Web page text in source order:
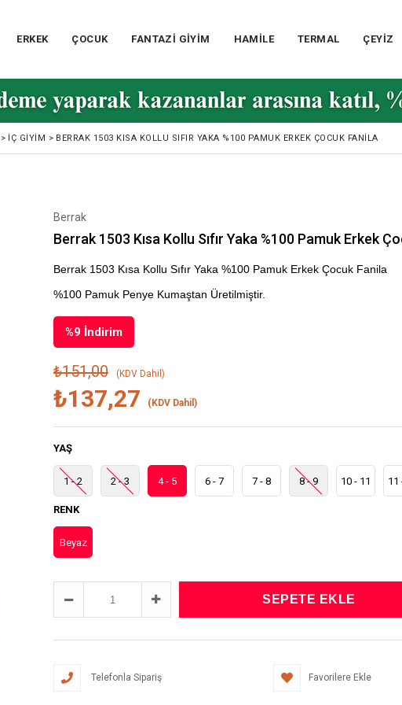
ERKEK ÇOCUK FANTAZİ GİYİM HAMİLE TERMAL ÇEYİZ
> İÇ GIYIM > BERRAK 1503 KISA KOLLU SIFIR YAKA %100 PAMUK ERKEK ÇOCUK FANILA
Berrak
Berrak 1503 Kısa Kollu Sıfır Yaka %100 Pamuk Erkek
Berrak 1503 Kısa Kollu Sıfır Yaka %100 Pamuk Erkek Çocuk Fanila
%100 Pamuk Penye Kumaştan Üretilmiştir.
%9 İndirim
₺151,00 (KDV Dahil)
₺137,27 (KDV Dahil)
YAŞ
1 - 2 2 - 3 4 - 5 6 - 7 7 - 8 8 - 9 10 - 11 11
RENK
Beyaz
Telefonla Sipariş Favorilere Ekle